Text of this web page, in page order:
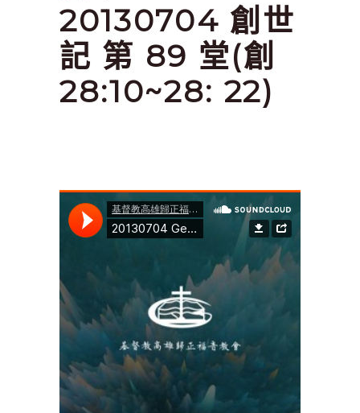
20130704 創世
記 第 89 堂(創
28:10~28: 22)